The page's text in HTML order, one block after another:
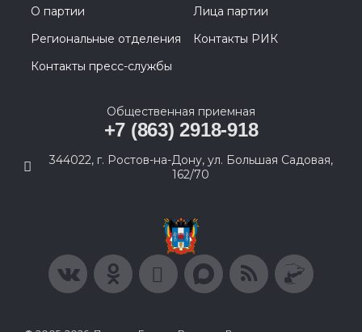
О партии
Лица партии
Региональные отделения
Контакты РИК
Контакты пресс-службы
Общественная приемная
+7 (863) 2918-918
344022, г. Ростов-на-Дону, ул. Большая Садовая,
162/70